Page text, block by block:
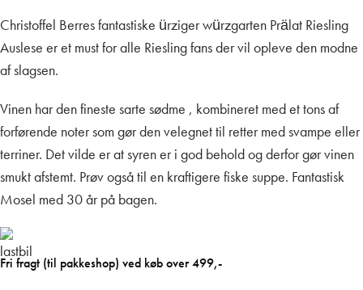
Christoffel Berres fantastiske ürziger würzgarten Prälat Riesling
Auslese er et must for alle Riesling fans der vil opleve den modne
af slagsen.
Vinen har den fineste sarte sødme , kombineret med et tons af
forførende noter som gør den velegnet til retter med svampe eller
terriner. Det vilde er at syren er i god behold og derfor gør vinen
smukt afstemt. Prøv også til en kraftigere fiske suppe. Fantastisk
Mosel med 30 år på bagen.
Fri fragt (til pakkeshop) ved køb over 499,-